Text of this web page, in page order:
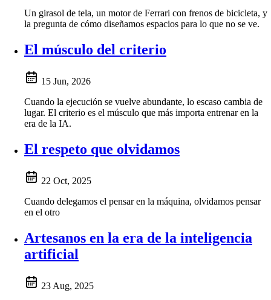
Un girasol de tela, un motor de Ferrari con frenos de bicicleta, y
la pregunta de cómo diseñamos espacios para lo que no se ve.
El músculo del criterio
15 Jun, 2026
Cuando la ejecución se vuelve abundante, lo escaso cambia de
lugar. El criterio es el músculo que más importa entrenar en la
era de la IA.
El respeto que olvidamos
22 Oct, 2025
Cuando delegamos el pensar en la máquina, olvidamos pensar
en el otro
Artesanos en la era de la inteligencia
artificial
23 Aug, 2025